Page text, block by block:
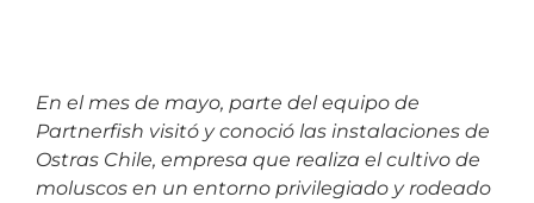
En el mes de mayo, parte del equipo de
Partnerfish visitó y conoció las instalaciones de
Ostras Chile, empresa que realiza el cultivo de
moluscos en un entorno privilegiado y rodeado